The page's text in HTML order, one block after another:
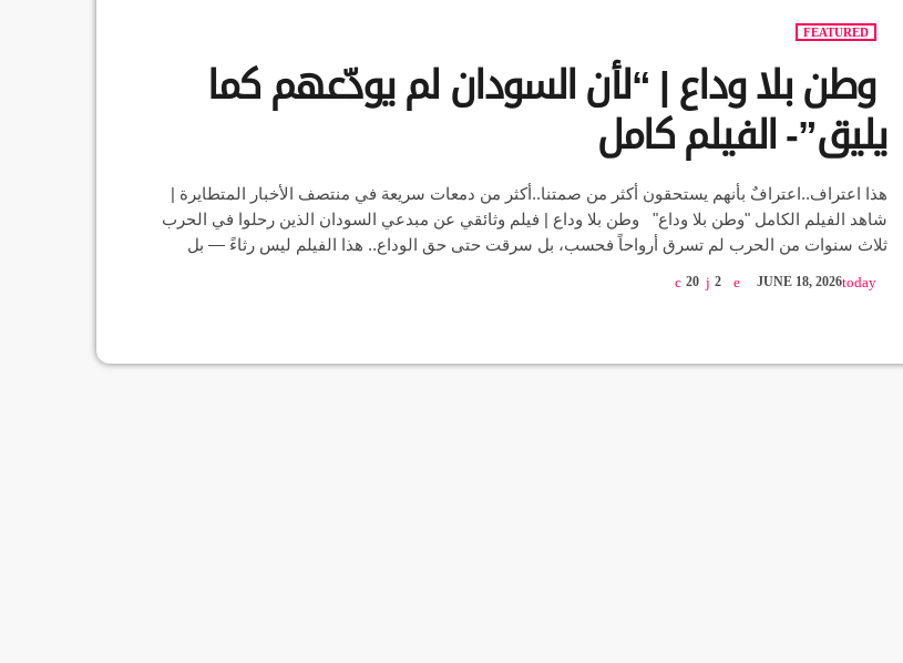
FEATURED
وطن بلا وداع | “لأن السودان لم يودّعهم كما
يليق”- الفيلم كامل
هذا اعتراف..اعترافٌ بأنهم يستحقون أكثر من صمتنا..أكثر من دمعات سريعة في منتصف الأخبار المتطايرة |
شاهد الفيلم الكامل "وطن بلا وداع" وطن بلا وداع | فيلم وثائقي عن مبدعي السودان الذين رحلوا في الحرب
ثلاث سنوات من الحرب لم تسرق أرواحاً فحسب، بل سرقت حتى حق الوداع.. هذا الفيلم ليس رثاءً — بل
0SAE "لأن السودان […]
today
JUNE 18, 2026
20 2